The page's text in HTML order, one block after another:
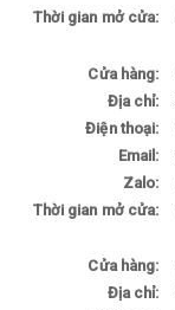
Thời gian mở cửa:
Cửa hàng:
Địa chỉ:
Điện thoại:
Email:
Zalo:
Thời gian mở cửa:
Cửa hàng:
Địa chỉ: